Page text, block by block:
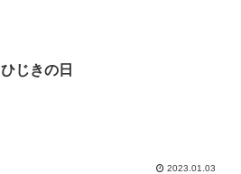
ひじきの日
2023.01.03